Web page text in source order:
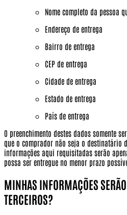
Nome completo da pessoa
Endereço de entrega
Bairro de entrega
CEP de entrega
Cidade de entrega
Estado de entrega
País de entrega
O preenchimento destes dados somente
que o comprador não seja o destinatário
informações aqui requisitadas serão
possa ser entregue no menor prazo
MINHAS INFORMAÇÕES
TERCEIROS?